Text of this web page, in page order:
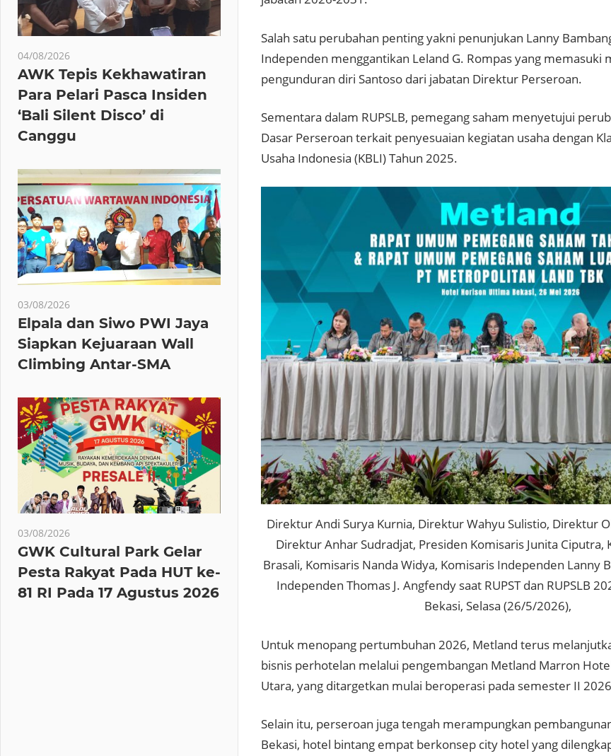
Salah satu perubahan penting yakni penunjukan Lanny
Independen menggantikan Leland G. Rompas yang memasuki
pengunduran diri Santoso dari jabatan Direktur Perseroan.
Sementara dalam RUPSLB, pemegang saham menyetujui
Dasar Perseroan terkait penyesuaian kegiatan usaha dengan
Usaha Indonesia (KBLI) Tahun 2025.
Direktur Andi Surya Kurnia, Direktur Wahyu Sulistio, Direktur
Direktur Anhar Sudradjat, Presiden Komisaris Junita Ciputra,
Brasali, Komisaris Nanda Widya, Komisaris Independen Lanny
Independen Thomas J. Angfendy saat RUPST dan RUPSLB
Bekasi, Selasa (26/5/2026),
Untuk menopang pertumbuhan 2026, Metland terus
bisnis perhotelan melalui pengembangan Metland Marron
Utara, yang ditargetkan mulai beroperasi pada semester II
Selain itu, perseroan juga tengah merampungkan
Bekasi, hotel bintang empat berkonsep city hotel yang
04/08/2026
AWK Tepis Kekhawatiran
Para Pelari Pasca Insiden
‘Bali Silent Disco’ di
Canggu
03/08/2026
Elpala dan Siwo PWI Jaya
Siapkan Kejuaraan Wall
Climbing Antar-SMA
03/08/2026
GWK Cultural Park Gelar
Pesta Rakyat Pada HUT ke-
81 RI Pada 17 Agustus 2026